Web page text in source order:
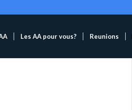
Les AA pour vous? Reunions